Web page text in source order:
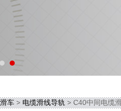
车>电缆滑线导轨> C40中间电缆